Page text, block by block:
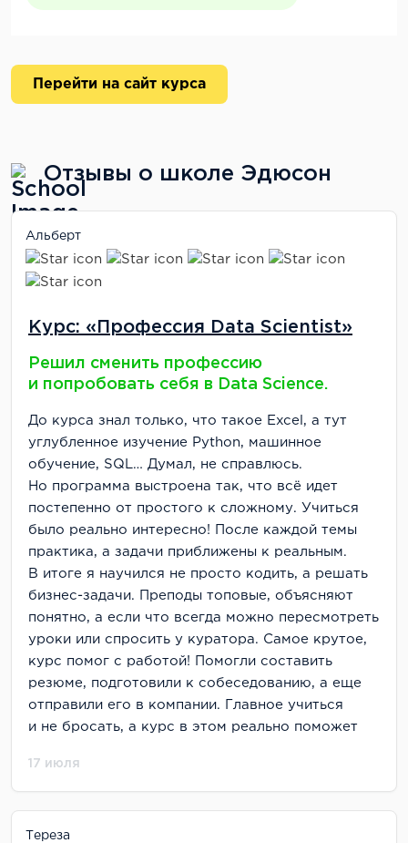
Перейти на сайт курса
Отзывы о школе Эдюсон
Альберт
Курс: «Профессия Data Scientist»
Решил сменить профессию
и попробовать себя в Data Science.
До курса знал только, что такое Excel, а тут
углубленное изучение Python, машинное
обучение, SQL… Думал, не справлюсь.
Но программа выстроена так, что всё идет
постепенно от простого к сложному. Учиться
было реально интересно! После каждой темы
практика, а задачи приближены к реальным.
В итоге я научился не просто кодить, а решать
бизнес-задачи. Преподы топовые, объясняют
понятно, а если что всегда можно пересмотреть
уроки или спросить у куратора. Самое крутое,
курс помог с работой! Помогли составить
резюме, подготовили к собеседованию, а еще
отправили его в компании. Главное учиться
и не бросать, а курс в этом реально поможет
17 июля
Тереза